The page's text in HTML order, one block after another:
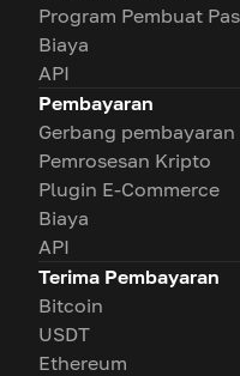
Program Pembuat
Biaya
API
Pembayaran
Gerbang pembayaran
Pemrosesan Kripto
Plugin E-Commerce
Biaya
API
Terima Pembayaran
Bitcoin
USDT
Ethereum